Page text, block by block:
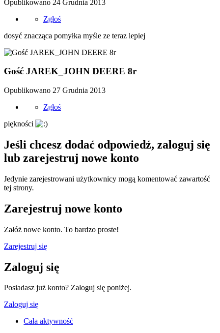
Opublikowano 24 Grudnia 2013
Zgłoś
dosyć znacząca pomyłka myśle ze teraz lepiej
Gość JAREK_JOHN DEERE 8r
Opublikowano 27 Grudnia 2013
Zgłoś
piękności
Jeśli chcesz dodać odpowiedź, zaloguj się
lub zarejestruj nowe konto
Jedynie zarejestrowani użytkownicy mogą komentować zawartość
tej strony.
Zarejestruj nowe konto
Załóż nowe konto. To bardzo proste!
Zarejestruj się
Zaloguj się
Posiadasz już konto? Zaloguj się poniżej.
Zaloguj się
Cała aktywność